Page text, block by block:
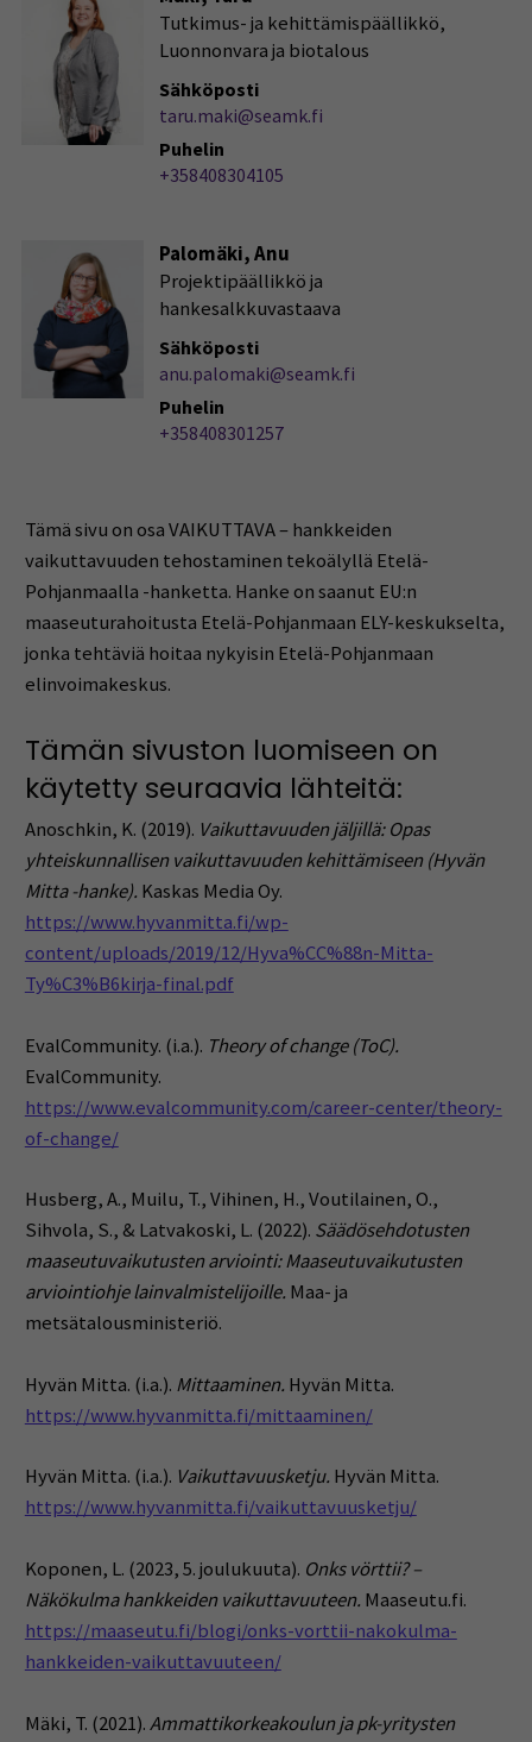
Tutkimus- ja kehittämispäällikkö,
Luonnonvara ja biotalous
Sähköposti
taru.maki@seamk.fi
Puhelin
+358408304105
Palomäki, Anu
Projektipäällikkö ja
hankesalkkuvastaava
Sähköposti
anu.palomaki@seamk.fi
Puhelin
+358408301257
Tämä sivu on osa VAIKUTTAVA – hankkeiden
vaikuttavuuden tehostaminen tekoälyllä Etelä-
Pohjanmaalla -hanketta. Hanke on saanut EU:n
maaseuturahoitusta Etelä-Pohjanmaan ELY-keskukselta,
jonka tehtäviä hoitaa nykyisin Etelä-Pohjanmaan
elinvoimakeskus.
Tämän sivuston luomiseen on
käytetty seuraavia lähteitä:
Anoschkin, K. (2019). Vaikuttavuuden jäljillä: Opas
yhteiskunnallisen vaikuttavuuden kehittämiseen (Hyvän
Mitta -hanke). Kaskas Media Oy.
https://www.hyvanmitta.fi/wp-
content/uploads/2019/12/Hyva%CC%88n-Mitta-
Ty%C3%B6kirja-final.pdf
EvalCommunity. (i.a.). Theory of change (ToC).
EvalCommunity.
https://www.evalcommunity.com/career-center/theory-
of-change/
Husberg, A., Muilu, T., Vihinen, H., Voutilainen, O.,
Sihvola, S., & Latvakoski, L. (2022). Säädösehdotusten
maaseutuvaikutusten arviointi: Maaseutuvaikutusten
arviointiohje lainvalmistelijoille. Maa- ja
metsätalousministeriö.
Hyvän Mitta. (i.a.). Mittaaminen. Hyvän Mitta.
https://www.hyvanmitta.fi/mittaaminen/
Hyvän Mitta. (i.a.). Vaikuttavuusketju. Hyvän Mitta.
https://www.hyvanmitta.fi/vaikuttavuusketju/
Koponen, L. (2023, 5. joulukuuta). Onks vörttii? –
Näkökulma hankkeiden vaikuttavuuteen. Maaseutu.fi.
https://maaseutu.fi/blogi/onks-vorttii-nakokulma-
hankkeiden-vaikuttavuuteen/
Mäki, T. (2021).Ammattikorkeakoulun ja pk-yritysten